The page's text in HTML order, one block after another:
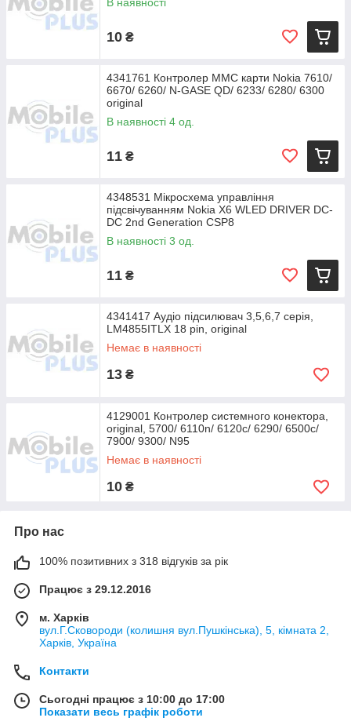
10 ₴
4341761 Контролер ММС карти Nokia 7610/
6670/ 6260/ N-GASE QD/ 6233/ 6280/ 6300
original
В наявності 4 од.
11 ₴
4348531 Мікросхема управління
підсвічуванням Nokia X6 WLED DRIVER DC-
DC 2nd Generation CSP8
В наявності 3 од.
11 ₴
4341417 Аудіо підсилювач 3,5,6,7 серія,
LM4855ITLX 18 pin, original
Немає в наявності
13 ₴
4129001 Контролер системного конектора,
original, 5700/ 6110n/ 6120c/ 6290/ 6500c/
7900/ 9300/ N95
Немає в наявності
10 ₴
Про нас
100% позитивних з 318 відгуків за рік
Працює з 29.12.2016
м. Харків
вул.Г.Сковороди (колишня вул.Пушкінська), 5, кімната 2,
Харків, Україна
Контакти
Сьогодні працює з 10:00 до 17:00
Показати весь графік роботи